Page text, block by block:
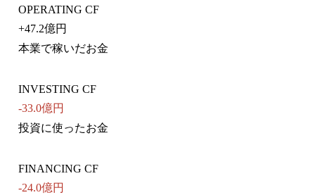
OPERATING CF
+47.2億円
本業で稼いだお金
INVESTING CF
-33.0億円
投資に使ったお金
FINANCING CF
-24.0億円